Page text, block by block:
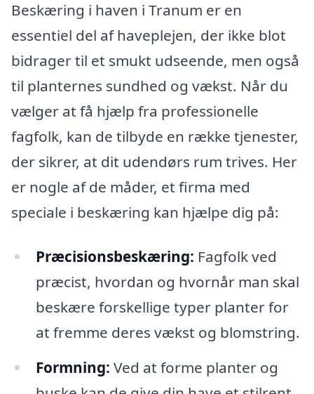
Beskæring i haven i Tranum er en
essentiel del af haveplejen, der ikke blot
bidrager til et smukt udseende, men også
til planternes sundhed og vækst. Når du
vælger at få hjælp fra professionelle
fagfolk, kan de tilbyde en række tjenester,
der sikrer, at dit udendørs rum trives. Her
er nogle af de måder, et firma med
speciale i beskæring kan hjælpe dig på:
Præcisionsbeskæring: Fagfolk ved
præcist, hvordan og hvornår man skal
beskære forskellige typer planter for
at fremme deres vækst og blomstring.
Formning: Ved at forme planter og